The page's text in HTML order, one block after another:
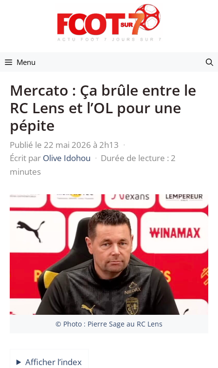
Menu
Mercato : Ça brûle entre le
RC Lens et l’OL pour une
pépite
Publié le 22 mai 2026 à 2h13 ·
Écrit par Olive Idohou · Durée de lecture : 2
minutes
© Photo : Pierre Sage au RC Lens
Afficher l’index